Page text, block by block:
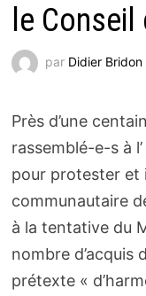
le
par Didier Bridon
Près d’une
rassemblé-e-s à
pour protester et
communautaire
à la tentative du
nombre d’acquis
prétexte «